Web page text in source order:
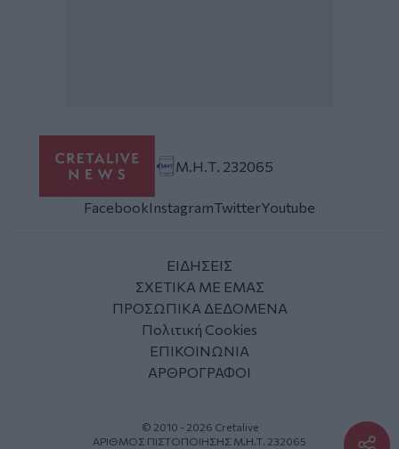
Μ.Η.Τ. 232065
FacebookInstagramTwitterYoutube
ΕΙΔΗΣΕΙΣ
ΣΧΕΤΙΚΑ ΜΕ ΕΜΑΣ
ΠΡΟΣΩΠΙΚΑ ΔΕΔΟΜΕΝΑ
Πολιτική Cookies
ΕΠΙΚΟΙΝΩΝΙΑ
ΑΡΘΡΟΓΡΑΦΟΙ
© 2010 - 2026 Cretalive
ΑΡΙΘΜΟΣ ΠΙΣΤΟΠΟΙΗΣΗΣ Μ.Η.Τ. 232065